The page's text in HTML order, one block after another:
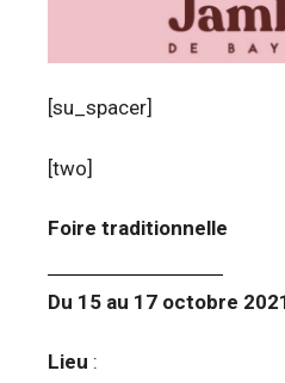
[su_spacer]
[two]
Foire traditionnelle
Du 15 au 17 octobre
Lieu :